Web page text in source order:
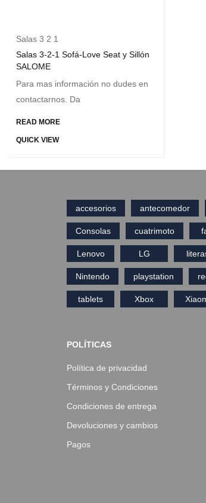
Salas 3 2 1
Salas 3-2-1 Sofá-Love Seat y Sillón
SALOME
Para mas información no dudes en
contactarnos. Da
READ MORE
QUICK VIEW
accesorios antecomedor
Consolas cuatrimoto
Lenovo LG
Nintendo playstation
tablets Xbox
POLÍTICAS
Política de privacidad
Términos y Condiciones
Condiciones de entrega
Devoluciones y cambios
Pagos